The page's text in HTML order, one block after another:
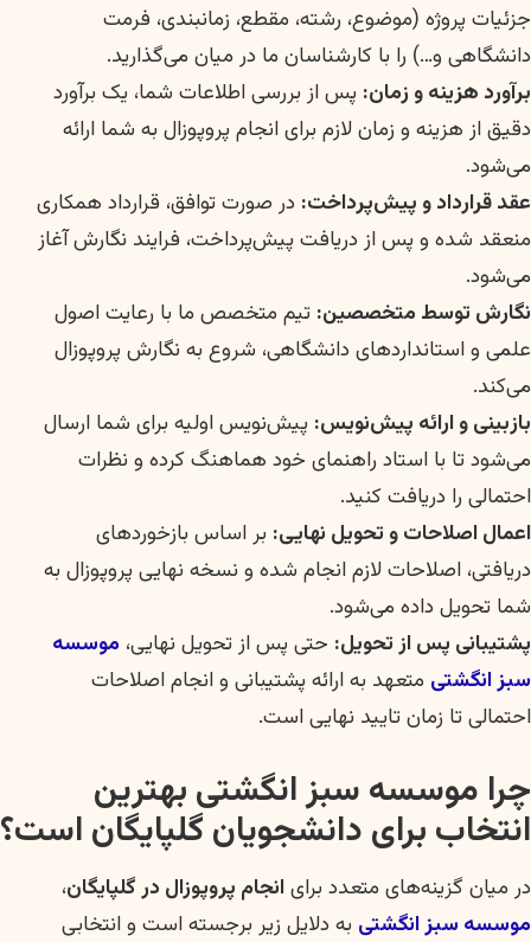
جزئیات پروژه (موضوع، رشته، مقطع، زمانبندی، فرمت
دانشگاهی و…) را با کارشناسان ما در میان می‌گذارید.
برآورد هزینه و زمان: پس از بررسی اطلاعات شما، یک برآورد
دقیق از هزینه و زمان لازم برای انجام پروپوزال به شما ارائه
می‌شود.
عقد قرارداد و پیش‌پرداخت: در صورت توافق، قرارداد همکاری
منعقد شده و پس از دریافت پیش‌پرداخت، فرایند نگارش آغاز
می‌شود.
نگارش توسط متخصصین: تیم متخصص ما با رعایت اصول
علمی و استانداردهای دانشگاهی، شروع به نگارش پروپوزال
می‌کند.
بازبینی و ارائه پیش‌نویس: پیش‌نویس اولیه برای شما ارسال
می‌شود تا با استاد راهنمای خود هماهنگ کرده و نظرات
احتمالی را دریافت کنید.
اعمال اصلاحات و تحویل نهایی: بر اساس بازخوردهای
دریافتی، اصلاحات لازم انجام شده و نسخه نهایی پروپوزال به
شما تحویل داده می‌شود.
پشتیبانی پس از تحویل: حتی پس از تحویل نهایی، موسسه
سبز انگشتی متعهد به ارائه پشتیبانی و انجام اصلاحات
احتمالی تا زمان تایید نهایی است.
چرا موسسه سبز انگشتی بهترین
انتخاب برای دانشجویان گلپایگان است؟
در میان گزینه‌های متعدد برای انجام پروپوزال در گلپایگان،
موسسه سبز انگشتی به دلایل زیر برجسته است و انتخابی